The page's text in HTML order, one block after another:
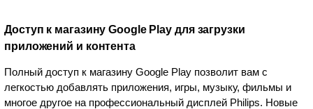
Доступ к магазину Google Play для загрузки
приложений и контента
Полный доступ к магазину Google Play позволит вам с
легкостью добавлять приложения, игры, музыку, фильмы и
многое другое на профессиональный дисплей Philips. Новые